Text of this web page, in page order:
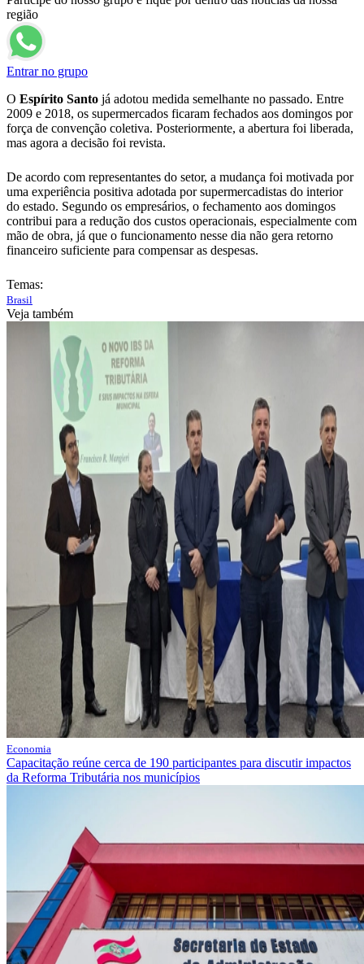
região
Entrar no grupo
O Espírito Santo já adotou medida semelhante no passado. Entre
2009 e 2018, os supermercados ficaram fechados aos domingos por
força de convenção coletiva. Posteriormente, a abertura foi liberada,
mas agora a decisão foi revista.
De acordo com representantes do setor, a mudança foi motivada por
uma experiência positiva adotada por supermercadistas do interior
do estado. Segundo os empresários, o fechamento aos domingos
contribui para a redução dos custos operacionais, especialmente com
mão de obra, já que o funcionamento nesse dia não gera retorno
financeiro suficiente para compensar as despesas.
Temas:
Brasil
Veja também
Economia
Capacitação reúne cerca de 190 participantes para discutir impactos
da Reforma Tributária nos municípios